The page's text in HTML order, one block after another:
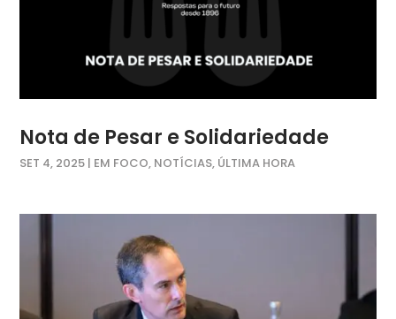
Nota de Pesar e Solidariedade
SET 4, 2025 | EM FOCO, NOTÍCIAS, ÚLTIMA HORA